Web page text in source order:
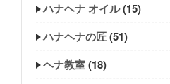
ハナヘナ オイル(15)
ハナヘナの匠(51)
ヘナ教室(18)